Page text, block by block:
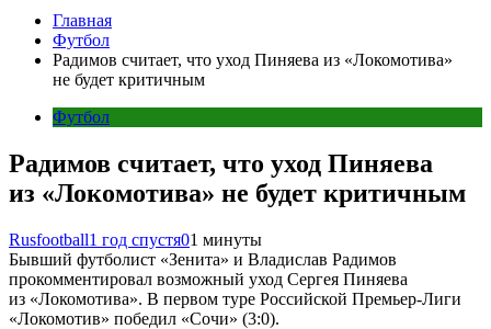
Главная
Футбол
Радимов считает, что уход Пиняева из «Локомотива»
не будет критичным
Футбол
Радимов считает, что уход Пиняева
из «Локомотива» не будет критичным
Rusfootball1 год спустя01 минуты
Бывший футболист «Зенита» и Владислав Радимов
прокомментировал возможный уход Сергея Пиняева
из «Локомотива». В первом туре Российской Премьер-Лиги
«Локомотив» победил «Сочи» (3:0).